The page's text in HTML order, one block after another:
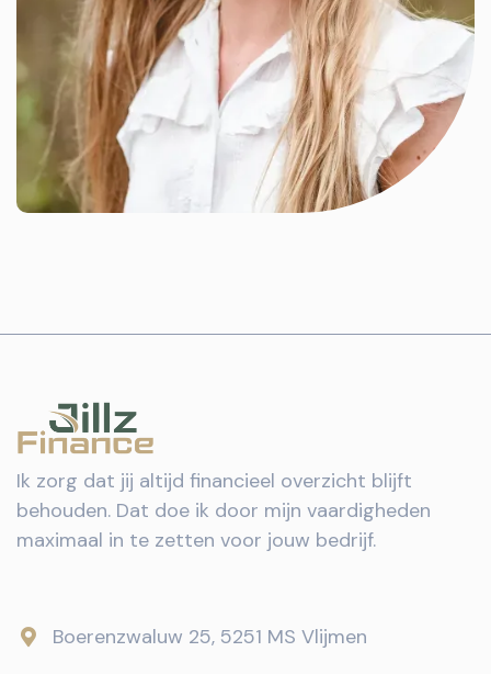
Ik zorg dat jij altijd financieel overzicht blijft
behouden. Dat doe ik door mijn vaardigheden
maximaal in te zetten voor jouw bedrijf.

Boerenzwaluw 25, 5251 MS Vlijmen